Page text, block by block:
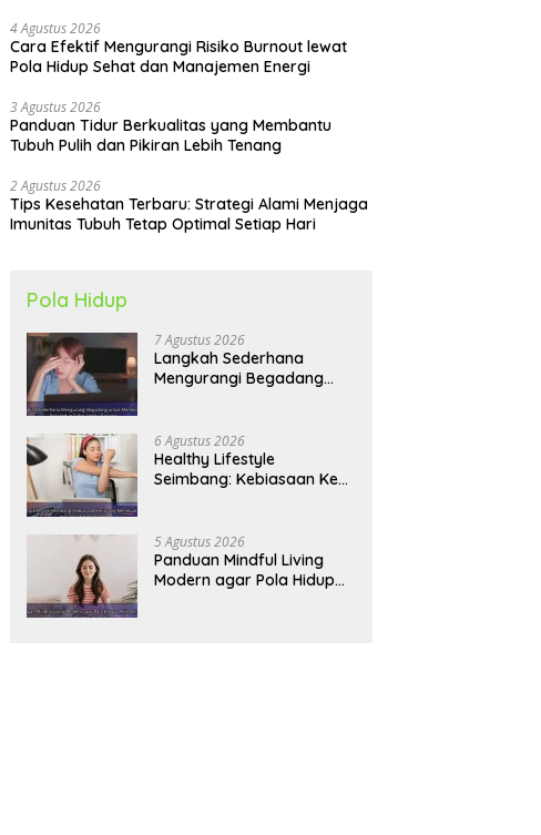
4 Agustus 2026
Cara Efektif Mengurangi Risiko Burnout lewat
Pola Hidup Sehat dan Manajemen Energi
3 Agustus 2026
Panduan Tidur Berkualitas yang Membantu
Tubuh Pulih dan Pikiran Lebih Tenang
2 Agustus 2026
Tips Kesehatan Terbaru: Strategi Alami Menjaga
Imunitas Tubuh Tetap Optimal Setiap Hari
Pola Hidup
7 Agustus 2026
Langkah Sederhana
Mengurangi Begadang
Panjang
6 Agustus 2026
Healthy Lifestyle
Seimbang: Kebiasaan Kecil
5 Agustus 2026
Panduan Mindful Living
Modern agar Pola Hidup